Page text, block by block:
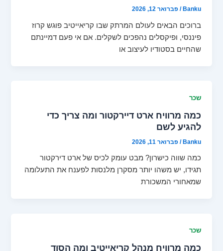
Banku
/פברואר 12, 2026
ברוכים הבאים לעולם המרתק שבו קריאייטיב פוגש קרוז
פיננסי, ופיקסלים נהפכים לשקלים. אם אי פעם דמיינתם
שהחיים בסטודיו לעיצוב או
שכר
כמה מרוויח ארט דיירקטור ומה צריך כדי
להגיע לשם
Banku
/פברואר 11, 2026
כמה שווה כישרון? מבט עומק לכיס של ארט דירקטור
תגידו, יש משהו יותר מסקרן מלנסות לפענח את התעלומה
שמאחורי המשכורת
שכר
כמה מרוויח מנהל קריאייטיב ומה הסוד